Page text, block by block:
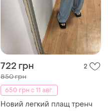
722 грн 2
850 грн
650 грн с 11 авг.
Новий легкий плащ тренч